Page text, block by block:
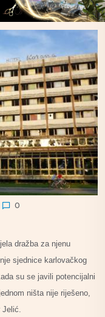
0
dražba za njenu
sjednice karlovačkog
su se javili potencijalni
ništa nije riješeno,